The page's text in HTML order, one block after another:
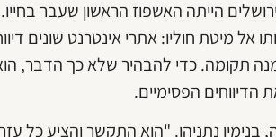
הייתה האשפוז הראשון שעבר
מיטת חוליו: אתרי אינטרנט שונים
תקומה. כדי להבהיר שלא כך הדבר,
הדיווחים הפסימיים.
נתניהו. "הוא התקשר והציע כל